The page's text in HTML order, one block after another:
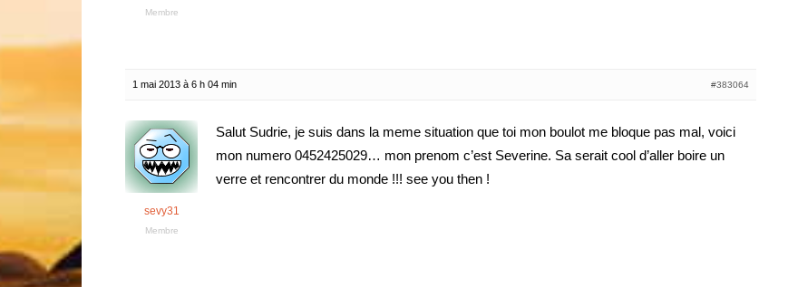
Membre
1 mai 2013 à 6 h 04 min #383064
sevy31
Membre
Salut Sudrie, je suis dans la meme situation que toi mon boulot me bloque pas mal, voici
mon numero 0452425029… mon prenom c’est Severine. Sa serait cool d’aller boire un
verre et rencontrer du monde !!! see you then !